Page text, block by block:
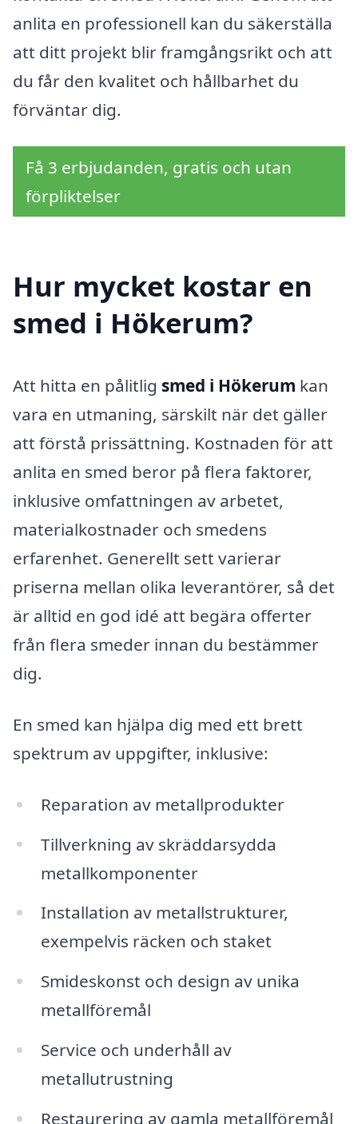
anlita en professionell kan du säkerställa
att ditt projekt blir framgångsrikt och att
du får den kvalitet och hållbarhet du
förväntar dig.
Få 3 erbjudanden, gratis och utan
förpliktelser
Hur mycket kostar en
smed i Hökerum?
Att hitta en pålitlig smed i Hökerum kan
vara en utmaning, särskilt när det gäller
att förstå prissättning. Kostnaden för att
anlita en smed beror på flera faktorer,
inklusive omfattningen av arbetet,
materialkostnader och smedens
erfarenhet. Generellt sett varierar
priserna mellan olika leverantörer, så det
är alltid en god idé att begära offerter
från flera smeder innan du bestämmer
dig.
En smed kan hjälpa dig med ett brett
spektrum av uppgifter, inklusive:
Reparation av metallprodukter
Tillverkning av skräddarsydda
metallkomponenter
Installation av metallstrukturer,
exempelvis räcken och staket
Smideskonst och design av unika
metallföremål
Service och underhåll av
metallutrustning
Restaurering av gamla metallföremål